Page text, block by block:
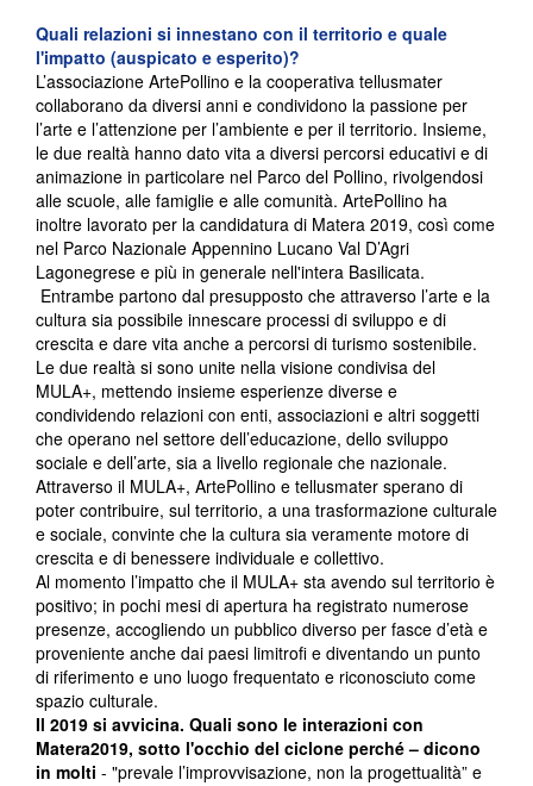
Quali relazioni si innestano con il territorio e quale
l'impatto (auspicato e esperito)?
L’associazione ArtePollino e la cooperativa tellusmater
collaborano da diversi anni e condividono la passione per
l’arte e l’attenzione per l’ambiente e per il territorio. Insieme,
le due realtà hanno dato vita a diversi percorsi educativi e di
animazione in particolare nel Parco del Pollino, rivolgendosi
alle scuole, alle famiglie e alle comunità. ArtePollino ha
inoltre lavorato per la candidatura di Matera 2019, così come
nel Parco Nazionale Appennino Lucano Val D’Agri
Lagonegrese e più in generale nell'intera Basilicata.
Entrambe partono dal presupposto che attraverso l’arte e la
cultura sia possibile innescare processi di sviluppo e di
crescita e dare vita anche a percorsi di turismo sostenibile.
Le due realtà si sono unite nella visione condivisa del
MULA+, mettendo insieme esperienze diverse e
condividendo relazioni con enti, associazioni e altri soggetti
che operano nel settore dell’educazione, dello sviluppo
sociale e dell’arte, sia a livello regionale che nazionale.
Attraverso il MULA+, ArtePollino e tellusmater sperano di
poter contribuire, sul territorio, a una trasformazione culturale
e sociale, convinte che la cultura sia veramente motore di
crescita e di benessere individuale e collettivo.
Al momento l’impatto che il MULA+ sta avendo sul territorio è
positivo; in pochi mesi di apertura ha registrato numerose
presenze, accogliendo un pubblico diverso per fasce d’età e
proveniente anche dai paesi limitrofi e diventando un punto
di riferimento e uno luogo frequentato e riconosciuto come
spazio culturale.
Il 2019 si avvicina. Quali sono le interazioni con
Matera2019, sotto l'occhio del ciclone perché – dicono
in molti - "prevale l’improvvisazione, non la progettualità” e